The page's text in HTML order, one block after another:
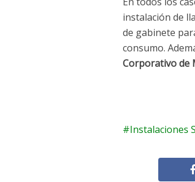
instalación de
de gabinete
consumo.
Corporativo de
Instalaciones